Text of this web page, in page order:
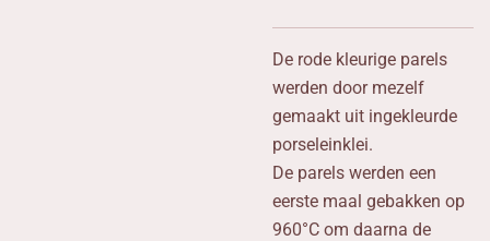
De rode kleurige parels
werden door mezelf
gemaakt uit ingekleurde
porseleinklei.
De parels werden een
eerste maal gebakken op
960°C om daarna de